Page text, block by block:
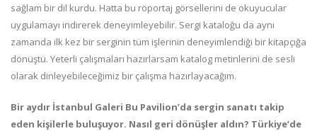
sağlam bir dil kurdu. Hatta bu röportaj görsellerini de okuyucular
uygulamayı indirerek deneyimleyebilir. Sergi kataloğu da aynı
zamanda ilk kez bir serginin tüm işlerinin deneyimlendiği bir kitapçığa
dönüştü. Yeterli çalışmaları hazırlarsam katalog metinlerini de sesli
olarak dinleyebileceğimiz bir çalışma hazırlayacağım.
Bir aydır İstanbul Galeri Bu Pavilion’da sergin sanatı takip
eden kişilerle buluşuyor. Nasıl geri dönüşler aldın? Türkiye’de